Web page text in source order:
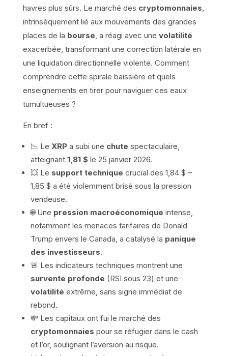
havres plus sûrs. Le marché des cryptomonnaies,
intrinsèquement lié aux mouvements des grandes
places de la bourse, a réagi avec une volatilité
exacerbée, transformant une correction latérale en
une liquidation directionnelle violente. Comment
comprendre cette spirale baissière et quels
enseignements en tirer pour naviguer ces eaux
tumultueuses ?
En bref :
📉 Le XRPa subi une chute spectaculaire,
atteignant 1,81 $le 25 janvier 2026.
💥 Le support technique crucial des 1,84 $ –
1,85 $ a été violemment brisé sous la pression
vendeuse.
🌐 Une pression macroéconomique intense,
notamment les menaces tarifaires de Donald
Trump envers le Canada, a catalysé la panique
des investisseurs.
🚨 Les indicateurs techniques montrent une
survente profonde (RSI sous 23) et une
volatilité extrême, sans signe immédiat de
rebond.
💸 Les capitaux ont fui le marché des
cryptomonnaies pour se réfugier dans le cash
et l’or, soulignant l’aversion au risque.